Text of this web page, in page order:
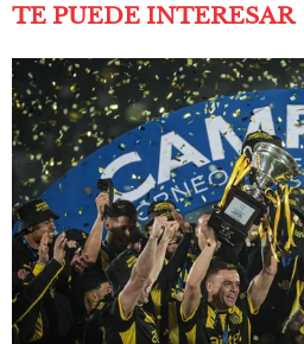
TE PUEDE INTERESAR